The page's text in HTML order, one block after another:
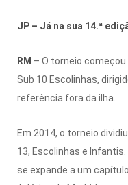
JP – Já na sua 14.ª
RM – O torneio
Sub 10 Escolinhas,
referência fora da ilha.
Em 2014, o torneio
13, Escolinhas e
se expande a um